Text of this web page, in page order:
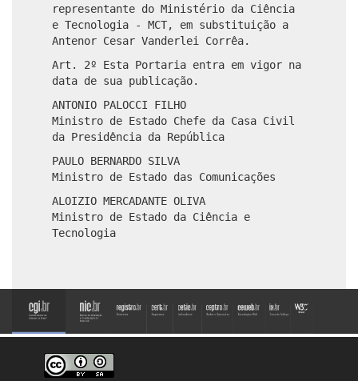
representante do Ministério da Ciência
e Tecnologia - MCT, em substituição a
Antenor Cesar Vanderlei Corrêa.
Art. 2º Esta Portaria entra em vigor na
data de sua publicação.
ANTONIO PALOCCI FILHO
Ministro de Estado Chefe da Casa Civil
da Presidência da República
PAULO BERNARDO SILVA
Ministro de Estado das Comunicações
ALOIZIO MERCADANTE OLIVA
Ministro de Estado da Ciência e
Tecnologia